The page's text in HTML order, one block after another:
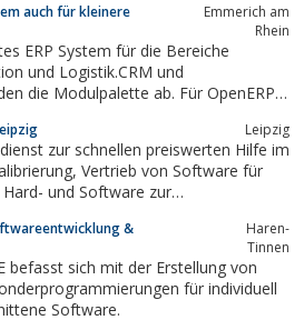
und den Informationsgehalt
auch für kleinere
Emmerich am
Rhein
ERP System für die Bereiche
die Modulpalette ab. Für OpenERP
Swhajor, IndustryConsult,
Leipzig
zur schnellen preiswerten Hilfe im
&
Haren-
Tinnen
befasst sich mit der Erstellung von
für individuell
Software.